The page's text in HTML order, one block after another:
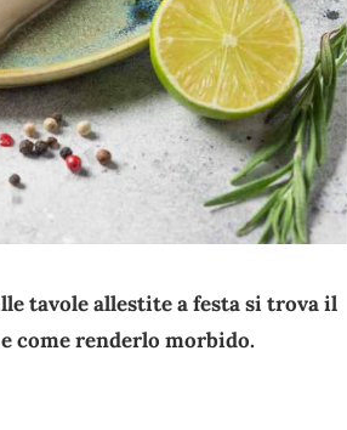
tavole allestite a festa si trova il
come renderlo morbido.